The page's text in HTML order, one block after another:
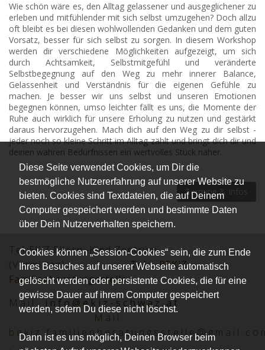
Diese Seite verwendet Cookies, um Dir die
bestmögliche Nutzererfahrung auf unserer Website zu
bieten. Cookies sind Textdateien, die auf Deinem
Computer gespeichert werden und bestimmte Daten
über Dein Nutzerverhalten speichern.
Cookies können „Session-Cookies“ sein, die zum Ende
Ihres Besuches auf unserer Webseite automatisch
gelöscht werden oder persistente Cookies, die für eine
gewisse Dauer auf ihrem Computer gespeichert
werden, sofern Du diese nicht löschst.
Dann ist es uns möglich, Deinen Browser beim
Wie schön wäre es, den Alltag gelassener und ausgeglichener zu
erleben und mitfühlender mit sich selbst umzugehen? Doch allzu
oft bleibt es bei diesen wohlwollenden Gedanken und dem guten
Vorsatz, besser für sich selbst zu sorgen. In diesem Workshop
werden dir verschiedene Möglichkeiten aufgezeigt, um sich
durch Achtsamkeit, Selbstmitgefühl und veränderte
Selbstbegegnung auf den Weg zu mehr innerer Balance,
Gelassenheit und Verständnis für die eigenen Gefühle zu
machen. Je besser wir uns selbst und unseren Emotionen
begegnen können, umso leichter fällt es uns, die Momente der
Ruhe auch wirklich für unsere Erholung zu nutzen und gestärkt
daraus hervorzugehen. Mach dich auf den Weg zu dir selbst -
jeder noch so kleine Schritt im Alltag zählt und bringt dich dir und
deinen wahren Bedürfnissen ein wertvolles Stück näher.
Termine & Infos
Tel.:EKiZ Eltern -Kind-Zentrum 05242 72848
(Vormittag)Tel.:BEKiZ
Familienberatungsstelle0677 62152012
Mai l: info@ekiz-schwaz.at
Mail: